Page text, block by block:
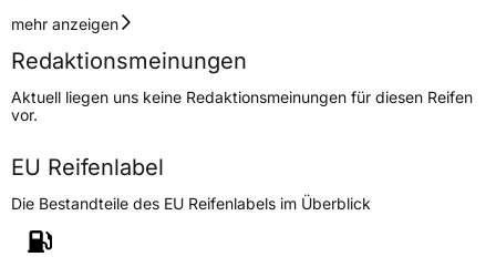
Geschwindigkeitsindex
Höchstgeschwindigkeit
190 km/h
Lastindex87
Höchstlast545 kg
Generelle Merkmale
Fahrzeugtyp
mehr anzeigen
Redaktionsmeinungen
Aktuell liegen uns keine Redaktionsmeinungen für diesen Reifen
vor.
EU Reifenlabel
Die Bestandteile des EU Reifenlabels im Überblick